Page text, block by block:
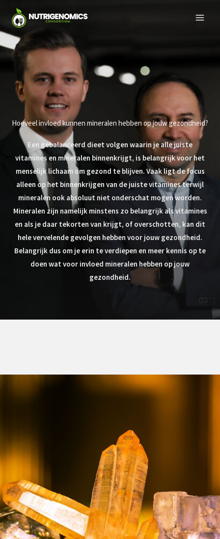
content
Hoeveel invloed kunnen mineralen hebben op jouw gezondheid?
Een gebalanceerd dieet volgen waarin je alle juiste
vitamines en mineralen binnenkrijgt, is belangrijk voor het
menselijk lichaam om gezond te blijven. Vaak ligt de focus
alleen op het binnenkrijgen van de juiste vitamines terwijl
mineralen ook absoluut niet onderschat mogen worden.
Mineralen zijn namelijk minstens zo belangrijk als vitamines
en als je daar tekorten van krijgt, of overschotten, kan dit
hele vervelende gevolgen hebben voor jouw gezondheid.
Belangrijk dus om je erin te verdiepen en meer kennis op te
doen wat voor invloed mineralen hebben op jouw
gezondheid.